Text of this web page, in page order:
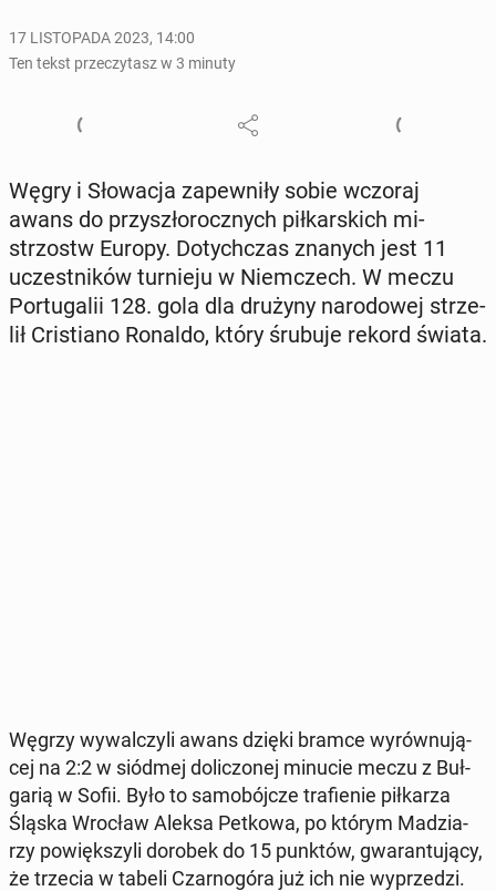
17 LISTOPADA 2023, 14:00
Ten tekst przeczytasz w 3 minuty
Węgry i Sło­wa­cja za­pew­ni­ły sobie wczoraj
awans do przy­szło­rocz­nych pił­kar­skich mi­
strzostw Europy. Do­tych­czas znanych jest 11
uczest­ni­ków tur­nie­ju w Niem­czech. W meczu
Por­tu­ga­lii 128. gola dla drużyny na­ro­do­wej strze­
lił Cri­stia­no Ronaldo, który śrubuje rekord świata.
Węgrzy wy­wal­czy­li awans dzięki bramce wy­rów­nu­ją­
cej na 2:2 w siódmej do­li­czo­nej minucie meczu z Buł­
ga­rią w Sofii. Było to sa­mo­bój­cze tra­fie­nie pił­ka­rza
Śląska Wrocław Aleksa Petkowa, po którym Ma­dzia­
rzy po­więk­szy­li dorobek do 15 punktów, gwa­ran­tu­ją­cy,
że trzecia w tabeli Czar­no­gó­ra już ich nie wy­prze­dzi.